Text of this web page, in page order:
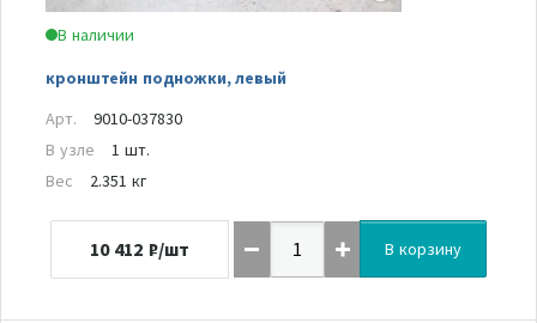
В наличии
кронштейн подножки, левый
Арт.
9010-037830
В узле
1 шт.
Вес
2.351 кг
10 412 ₽/шт В корзину